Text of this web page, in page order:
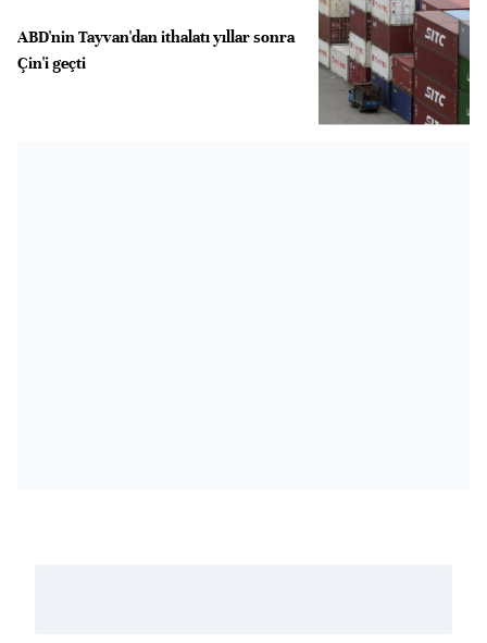
ABD'nin Tayvan'dan ithalatı yıllar sonra
Çin'i geçti